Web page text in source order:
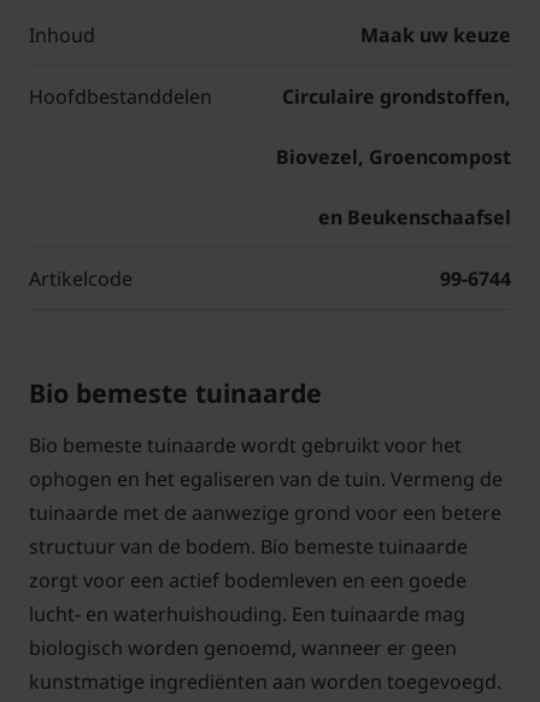
Inhoud Maak uw keuze
Hoofdbestanddelen Circulaire grondstoffen,
Biovezel, Groencompost
en Beukenschaafsel
Artikelcode 99-6744
Bio bemeste tuinaarde
Bio bemeste tuinaarde wordt gebruikt voor het
ophogen en het egaliseren van de tuin. Vermeng de
tuinaarde met de aanwezige grond voor een betere
structuur van de bodem. Bio bemeste tuinaarde
zorgt voor een actief bodemleven en een goede
lucht- en waterhuishouding. Een tuinaarde mag
biologisch worden genoemd, wanneer er geen
kunstmatige ingrediënten aan worden toegevoegd.